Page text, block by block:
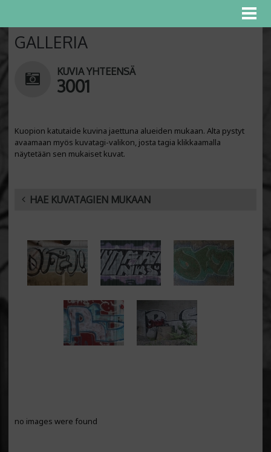
GALLERIA
KUVIA YHTEENSÄ
3001
Kuopion katutaide kuvina jaettuna alueiden mukaan. Alta pystyt
avaamaan myös kuvatagi-valikon, josta tagia klikkaamalla
näytetään sen mukaiset kuvat.
HAE KUVATAGIEN MUKAAN
no images were found